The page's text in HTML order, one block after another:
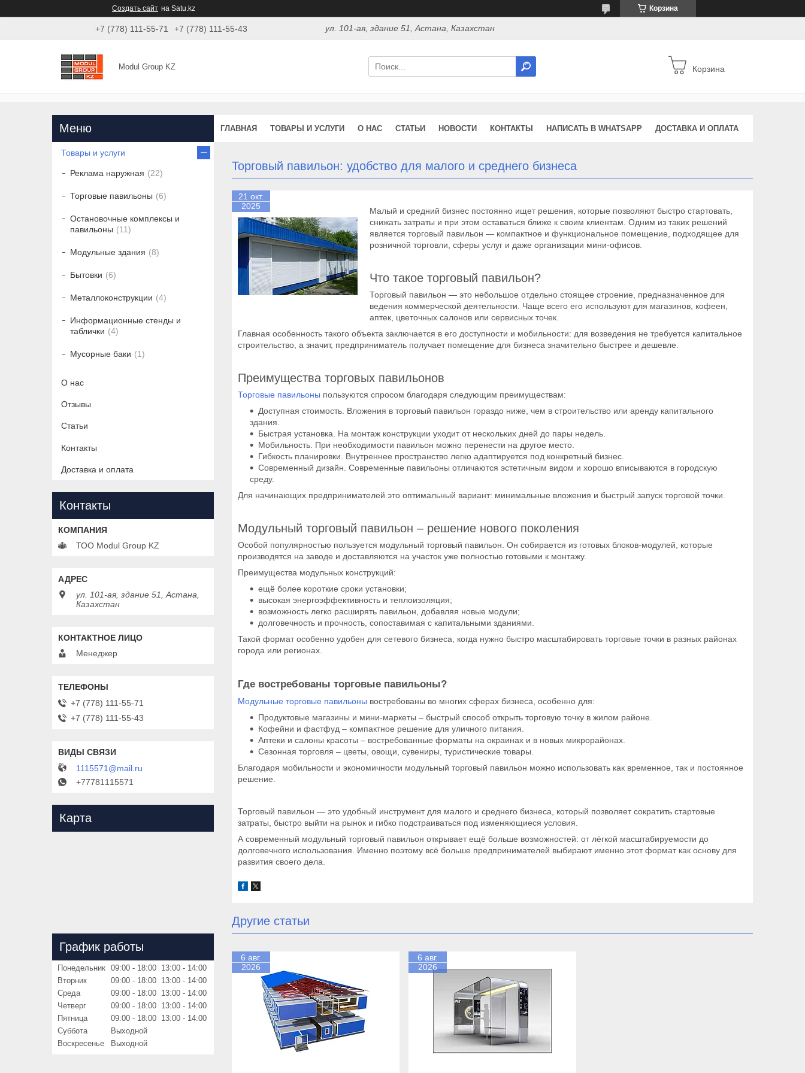
Создать сайт на Satu.kz Корзина
+7 (778) 111-55-71 +7 (778) 111-55-43 ул. 101-ая, здание 51, Астана, Казахстан
Modul Group KZ Корзина
ГЛАВНАЯ ТОВАРЫ И УСЛУГИ О НАС СТАТЬИ НОВОСТИ КОНТАКТЫ НАПИСАТЬ В WHATSAPP ДОСТАВКА И ОПЛАТА
Торговый павильон: удобство для малого и среднего бизнеса
21 окт.
2025
Малый и средний бизнес постоянно ищет решения, которые позволяют быстро стартовать,
снижать затраты и при этом оставаться ближе к своим клиентам. Одним из таких решений
является торговый павильон — компактное и функциональное помещение, подходящее для
розничной торговли, сферы услуг и даже организации мини-офисов.
Что такое торговый павильон?
Торговый павильон — это небольшое отдельно стоящее строение, предназначенное для
ведения коммерческой деятельности. Чаще всего его используют для магазинов, кофеен,
аптек, цветочных салонов или сервисных точек.
Главная особенность такого объекта заключается в его доступности и мобильности: для возведения не требуется капитальное
строительство, а значит, предприниматель получает помещение для бизнеса значительно быстрее и дешевле.
Преимущества торговых павильонов
Торговые павильоны пользуются спросом благодаря следующим преимуществам:
Доступная стоимость. Вложения в торговый павильон гораздо ниже, чем в строительство или аренду капитального
здания.
Быстрая установка. На монтаж конструкции уходит от нескольких дней до пары недель.
Мобильность. При необходимости павильон можно перенести на другое место.
Гибкость планировки. Внутреннее пространство легко адаптируется под конкретный бизнес.
Современный дизайн. Современные павильоны отличаются эстетичным видом и хорошо вписываются в городскую
среду.
Для начинающих предпринимателей это оптимальный вариант: минимальные вложения и быстрый запуск торговой точки.
Модульный торговый павильон – решение нового поколения
Особой популярностью пользуется модульный торговый павильон. Он собирается из готовых блоков-модулей, которые
производятся на заводе и доставляются на участок уже полностью готовыми к монтажу.
Преимущества модульных конструкций:
ещё более короткие сроки установки;
высокая энергоэффективность и теплоизоляция;
возможность легко расширять павильон, добавляя новые модули;
долговечность и прочность, сопоставимая с капитальными зданиями.
Такой формат особенно удобен для сетевого бизнеса, когда нужно быстро масштабировать торговые точки в разных районах
города или регионах.
Где востребованы торговые павильоны?
Модульные торговые павильоны востребованы во многих сферах бизнеса, особенно для:
Продуктовые магазины и мини-маркеты – быстрый способ открыть торговую точку в жилом районе.
Кофейни и фастфуд – компактное решение для уличного питания.
Аптеки и салоны красоты – востребованные форматы на окраинах и в новых микрорайонах.
Сезонная торговля – цветы, овощи, сувениры, туристические товары.
Благодаря мобильности и экономичности модульный торговый павильон можно использовать как временное, так и постоянное
решение.
Торговый павильон — это удобный инструмент для малого и среднего бизнеса, который позволяет сократить стартовые
затраты, быстро выйти на рынок и гибко подстраиваться под изменяющиеся условия.
А современный модульный торговый павильон открывает ещё больше возможностей: от лёгкой масштабируемости до
долговечного использования. Именно поэтому всё больше предпринимателей выбирают именно этот формат как основу для
развития своего дела.
Другие статьи
6 авг.
2026
6 авг.
2026
Товары и услуги
Реклама наружная 22
Торговые павильоны 6
Остановочные комплексы и
павильоны
11
Модульные здания 8
Бытовки 6
Металлоконструкции 4
Информационные стенды и
таблички
4
Мусорные баки 1
О нас
Отзывы
Статьи
Контакты
Доставка и оплата
Контакты
ТОО Modul Group KZ
ул. 101-ая, здание 51, Астана,
Казахстан
Менеджер
+7 (778) 111-55-71
+7 (778) 111-55-43
1115571@mail.ru
+77781115571
Карта
График работы
Понедельник 09:00 18:00 13:00
14:00
Вторник
09:00 18:00 13:00
14:00
Среда
09:00 18:00 13:00
14:00
Четверг
09:00 18:00 13:00
14:00
Пятница
09:00 18:00 13:00
14:00
Суббота
Выходной
Воскресенье
Выходной